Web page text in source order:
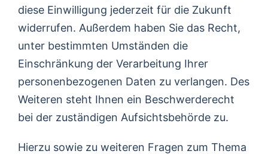
diese Einwilligung jederzeit für die Zukunft
widerrufen. Außerdem haben Sie das Recht,
unter bestimmten Umständen die
Einschränkung der Verarbeitung Ihrer
personenbezogenen Daten zu verlangen. Des
Weiteren steht Ihnen ein Beschwerderecht
bei der zuständigen Aufsichtsbehörde zu.
Hierzu sowie zu weiteren Fragen zum Thema